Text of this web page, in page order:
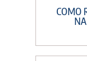
COMO